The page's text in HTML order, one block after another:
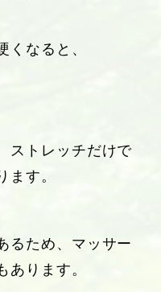
なると、
ストレッチだけで
す。
るため、マッサー
ります。